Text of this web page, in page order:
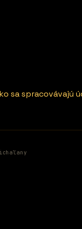
sa spracovávajú